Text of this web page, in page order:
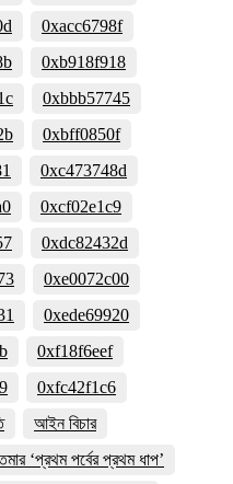
0xacc6798f
0xb918f918
0xbbb57745
0xbff0850f
0xc473748d
0xcf02e1c9
0xdc82432d
0xe0072c00
0xede69920
0xf18f6eef
0xfc42f1c6
আইন বিচার
‘প্রথম পর্বের প্রথম ধাপ’